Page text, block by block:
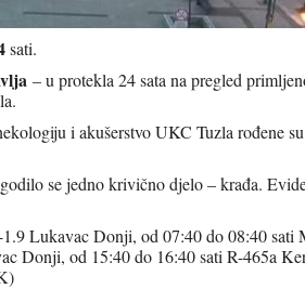
sati.
– u protekla 24 sata na pregled
i akušerstvo UKC Tuzla rođene
se jedno krivično djelo – krađa.
Lukavac Donji, od 07:40 do 08:40 sati
Donji, od 15:40 do 16:40 sati R-465a